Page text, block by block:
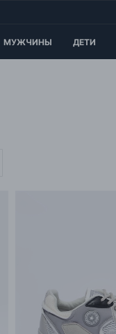
МУЖЧИНЫ ДЕТИ